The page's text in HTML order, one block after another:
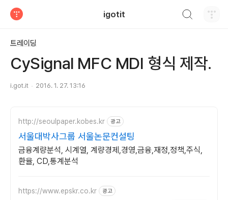
igotit
트레이딩
CySignal MFC MDI 형식 제작.
i.got.it 2016. 1. 27. 13:16
http://seoulpaper.kobes.kr 광고
서울대박사그룹 서울논문컨설팅
금융계량분석, 시계열, 계량경제,경영,금융,재정,정책,주식,
환율, CD,통계분석
https://www.epskr.co.kr 광고